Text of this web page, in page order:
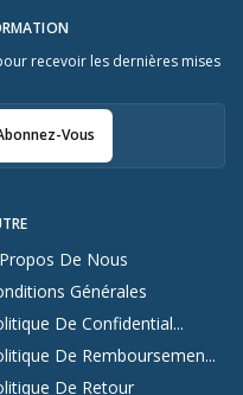
De Nous
Générales
De Confidential...
De Remboursemen...
De Retour
recevoir les dernières mises
Vous